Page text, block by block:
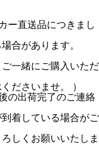
ー直送品につきまし
合があります。
一緒にご購入いただ
ださいませ。 ）
の出荷完了のご連絡
着している場合がご
しくお願いいたしま